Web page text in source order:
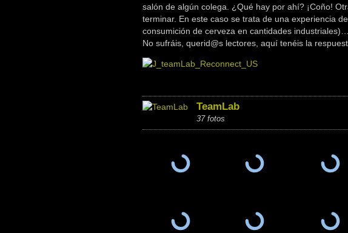
salón de algún colega. ¿Qué hay por ahí? ¡Coño!
terminar. En este caso se trata de una experiencia
consumición de cerveza en cantidades
No sufráis, querid@s lectores, aquí tenéis la
TeamLab
37 fotos